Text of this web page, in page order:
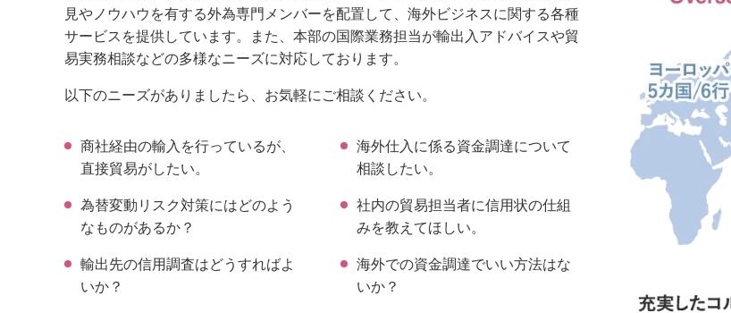
見やノウハウを有する外為専門メンバーを配置して、海外ビジネスに関する各種
サービスを提供しています。また、本部の国際業務担当が輸出入アドバイスや貿
易実務相談などの多様なニーズに対応しております。
以下のニーズがありましたら、お気軽にご相談ください。
商社経由の輸入を行っているが、
直接貿易がしたい。
海外仕入に係る資金調達について
相談したい。
為替変動リスク対策にはどのよう
なものがあるか？
社内の貿易担当者に信用状の仕組
みを教えてほしい。
輸出先の信用調査はどうすればよ
いか？
海外での資金調達でいい方法はな
いか？